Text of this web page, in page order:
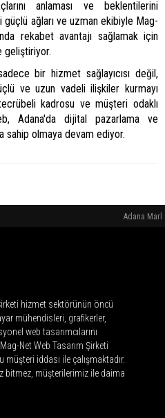
anlaması ve beklentilerini
güçlü ağları ve uzman ekibiyle Mag-
rekabet avantajı sağlamak için
geliştiriyor.
bir hizmet sağlayıcısı değil,
ve uzun vadeli ilişkiler kurmayı
kadrosu ve müşteri odaklı
Adana'da dijital pazarlama ve
sahip olmaya devam ediyor.
Adana
hizmet sektörünün öncü
mühendisleri, grafikerler,
web tasarımcılarını
Net Web Tasarım Şirketi
iddası ile çalışmaktadır.
bitmez, müşterilerimiz ile daima